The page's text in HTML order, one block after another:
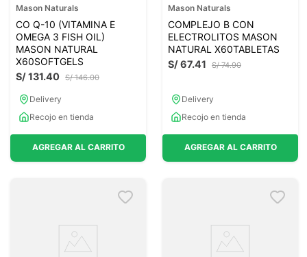
Mason Naturals
CO Q-10 (VITAMINA E
OMEGA 3 FISH OIL)
MASON NATURAL
X60SOFTGELS
S/ 146.00
S/131.40
Delivery
Recojo en tienda
AGREGAR AL CARRITO
Mason Naturals
COMPLEJO B CON
ELECTROLITOS MASON
NATURAL X60TABLETAS
S/ 74.90
S/67.41
Delivery
Recojo en tienda
AGREGAR AL CARRITO